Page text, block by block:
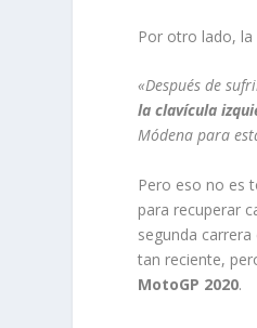
Por otro lado,
«Después de
la clavícula
Módena para
Pero eso no es
para recuperar
segunda
tan reciente,
MotoGP 2020.